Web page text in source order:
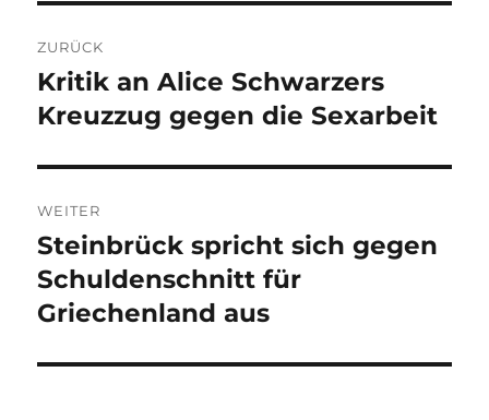
ZURÜCK
Vorheriger
Beitrag:
Kritik an Alice Schwarzers
Kreuzzug gegen die Sexarbeit
WEITER
Nächster
Beitrag:
Steinbrück spricht sich gegen
Schuldenschnitt für
Griechenland aus